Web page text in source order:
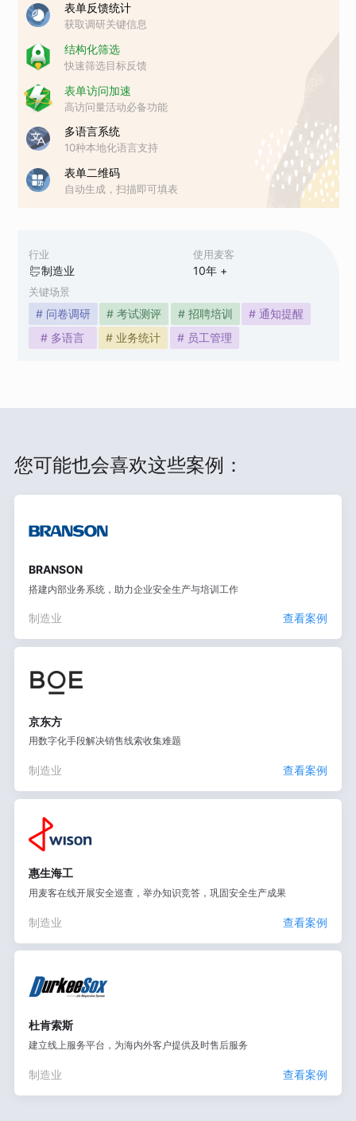
行业
制造业
使用麦客
10年 +
关键场景
# 问卷调研 # 考试测评 # 招聘培训
# 通知提醒
# 多语言
# 业务统计 # 员工管理
表单反馈统计
获取调研关键信息
结构化筛选
快速筛选目标反馈
表单访问加速
高访问量活动必备功能
多语言系统
10种本地化语言支持
表单二维码
自动生成，扫描即可填表
您可能也会喜欢这些案例：
BRANSON
搭建内部业务系统，助力企业安全生产与培训工作
制造业 查看案例
京东方
用数字化手段解决销售线索收集难题
制造业 查看案例
惠生海工
用麦客在线开展安全巡查，举办知识竞答，巩固安全生产成果
制造业 查看案例
杜肯索斯
建立线上服务平台，为海内外客户提供及时售后服务
制造业 查看案例